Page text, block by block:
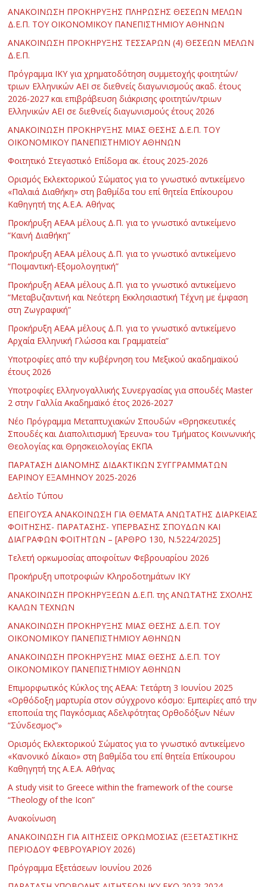
ΑΝΑΚΟΙΝΩΣΗ ΠΡΟΚΗΡΥΞΗΣ ΠΛΗΡΩΣΗΣ ΘΕΣΕΩΝ ΜΕΛΩΝ
Δ.Ε.Π. ΤΟΥ ΟΙΚΟΝΟΜΙΚΟΥ ΠΑΝΕΠΙΣΤΗΜΙΟΥ ΑΘΗΝΩΝ
ΑΝΑΚΟΙΝΩΣΗ ΠΡΟΚΗΡΥΞΗΣ ΤΕΣΣΑΡΩΝ (4) ΘΕΣΕΩΝ ΜΕΛΩΝ
Δ.Ε.Π.
Πρόγραμμα ΙΚΥ για χρηματοδότηση συμμετοχής φοιτητών/
τριων Ελληνικών ΑΕΙ σε διεθνείς διαγωνισμούς ακαδ. έτους
2026-2027 και επιβράβευση διάκρισης φοιτητών/τριων
Ελληνικών ΑΕΙ σε διεθνείς διαγωνισμούς έτους 2026
ΑΝΑΚΟΙΝΩΣΗ ΠΡΟΚΗΡΥΞΗΣ ΜΙΑΣ ΘΕΣΗΣ Δ.Ε.Π. ΤΟΥ
ΟΙΚΟΝΟΜΙΚΟΥ ΠΑΝΕΠΙΣΤΗΜΙΟΥ ΑΘΗΝΩΝ
Φοιτητικό Στεγαστικό Επίδομα ακ. έτους 2025-2026
Ορισμός Εκλεκτορικού Σώματος για το γνωστικό αντικείμενο
«Παλαιά Διαθήκη» στη βαθμίδα του επί θητεία Επίκουρου
Καθηγητή της Α.Ε.Α. Αθήνας
Προκήρυξη ΑΕΑΑ μέλους Δ.Π. για το γνωστικό αντικείμενο
“Καινή Διαθήκη”
Προκήρυξη ΑΕΑΑ μέλους Δ.Π. για το γνωστικό αντικείμενο
“Ποιμαντική-Εξομολογητική”
Προκήρυξη ΑΕΑΑ μέλους Δ.Π. για το γνωστικό αντικείμενο
“Μεταβυζαντινή και Νεότερη Εκκλησιαστική Τέχνη με έμφαση
στη Ζωγραφική”
Προκήρυξη ΑΕΑΑ μέλους Δ.Π. για το γνωστικό αντικείμενο
Αρχαία Ελληνική Γλώσσα και Γραμματεία”
Υποτροφίες από την κυβέρνηση του Μεξικού ακαδημαϊκού
έτους 2026
Υποτροφίες Ελληνογαλλικής Συνεργασίας για σπουδές Master
2 στην Γαλλία Ακαδημαϊκό έτος 2026-2027
Νέο Πρόγραμμα Μεταπτυχιακών Σπουδών «Θρησκευτικές
Σπουδές και Διαπολιτισμική Έρευνα» του Τμήματος Κοινωνικής
Θεολογίας και Θρησκειολογίας ΕΚΠΑ
ΠΑΡΑΤΑΣΗ ΔΙΑΝΟΜΗΣ ΔΙΔΑΚΤΙΚΩΝ ΣΥΓΓΡΑΜΜΑΤΩΝ
ΕΑΡΙΝΟΥ ΕΞΑΜΗΝΟΥ 2025-2026
Δελτίο Τύπου
ΕΠΕΙΓΟΥΣΑ ΑΝΑΚΟΙΝΩΣΗ ΓΙΑ ΘΕΜΑΤΑ ΑΝΩΤΑΤΗΣ ΔΙΑΡΚΕΙΑΣ
ΦΟΙΤΗΣΗΣ- ΠΑΡΑΤΑΣΗΣ- ΥΠΕΡΒΑΣΗΣ ΣΠΟΥΔΩΝ ΚΑΙ
ΔΙΑΓΡΑΦΩΝ ΦΟΙΤΗΤΩΝ – [ΑΡΘΡΟ 130, Ν.5224/2025]
Τελετή ορκωμοσίας αποφοίτων Φεβρουαρίου 2026
Προκήρυξη υποτροφιών Κληροδοτημάτων ΙΚΥ
ΑΝΑΚΟΙΝΩΣΗ ΠΡΟΚΗΡΥΞΕΩΝ Δ.Ε.Π. της ΑΝΩΤΑΤΗΣ ΣΧΟΛΗΣ
ΚΑΛΩΝ ΤΕΧΝΩΝ
ΑΝΑΚΟΙΝΩΣΗ ΠΡΟΚΗΡΥΞΗΣ ΜΙΑΣ ΘΕΣΗΣ Δ.Ε.Π. ΤΟΥ
ΟΙΚΟΝΟΜΙΚΟΥ ΠΑΝΕΠΙΣΤΗΜΙΟΥ ΑΘΗΝΩΝ
ΑΝΑΚΟΙΝΩΣΗ ΠΡΟΚΗΡΥΞΗΣ ΜΙΑΣ ΘΕΣΗΣ Δ.Ε.Π. ΤΟΥ
ΟΙΚΟΝΟΜΙΚΟΥ ΠΑΝΕΠΙΣΤΗΜΙΟΥ ΑΘΗΝΩΝ
Επιμορφωτικός Κύκλος της ΑΕΑΑ: Τετάρτη 3 Ιουνίου 2025
«Ορθόδοξη μαρτυρία στον σύγχρονο κόσμο: Εμπειρίες από την
εποποιία της Παγκόσμιας Αδελφότητας Ορθοδόξων Νέων
“Σύνδεσμος”»
Ορισμός Εκλεκτορικού Σώματος για το γνωστικό αντικείμενο
«Κανονικό Δίκαιο» στη βαθμίδα του επί θητεία Επίκουρου
Καθηγητή της Α.Ε.Α. Αθήνας
Α study visit to Greece within the framework of the course
“Theology of the Icon”
Ανακοίνωση
ΑΝΑΚΟΙΝΩΣΗ ΓΙΑ ΑΙΤΗΣΕΙΣ ΟΡΚΩΜΟΣΙΑΣ (ΕΞΕΤΑΣΤΙΚΗΣ
ΠΕΡΙΟΔΟΥ ΦΕΒΡΟΥΑΡΙΟΥ 2026)
Πρόγραμμα Εξετάσεων Ιουνίου 2026